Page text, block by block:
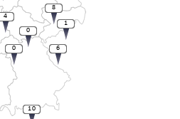
6
1
8
0
4
0
10